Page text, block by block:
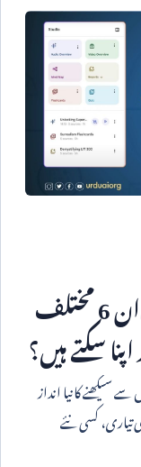
6مختلف
سکتے ہیں؟
سیکھنے کا نیا انداز
کی تیاری، کسی نئے